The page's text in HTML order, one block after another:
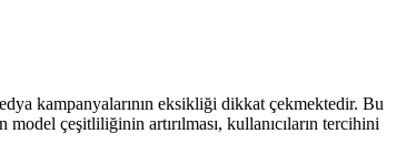
kampanyalarının eksikliği dikkat çekmektedir. Bu
çeşitliliğinin artırılması, kullanıcıların tercihini